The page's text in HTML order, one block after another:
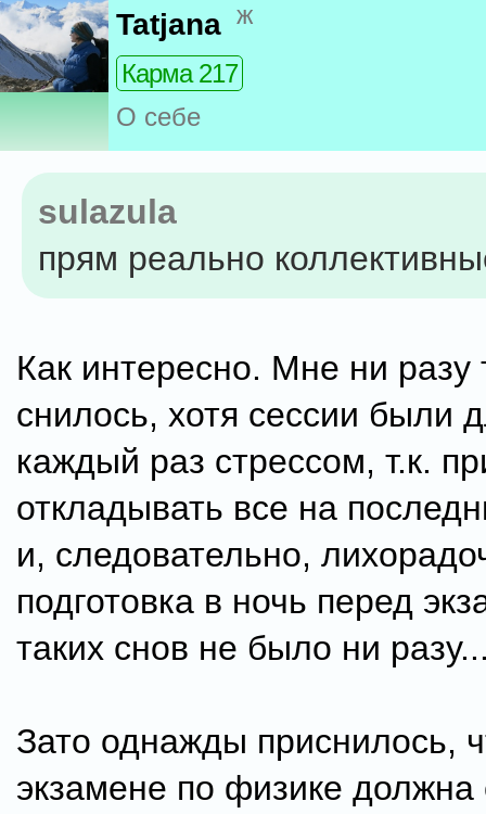
Tatjana ж
Карма 217
О себе
sulazula
прям реально
Как интересно. Мне ни разу
снилось, хотя сессии были
каждый раз стрессом, т.к.
откладывать все на
и, следовательно,
подготовка в ночь перед
таких снов не было ни
Зато однажды приснилось,
экзамене по физике должна